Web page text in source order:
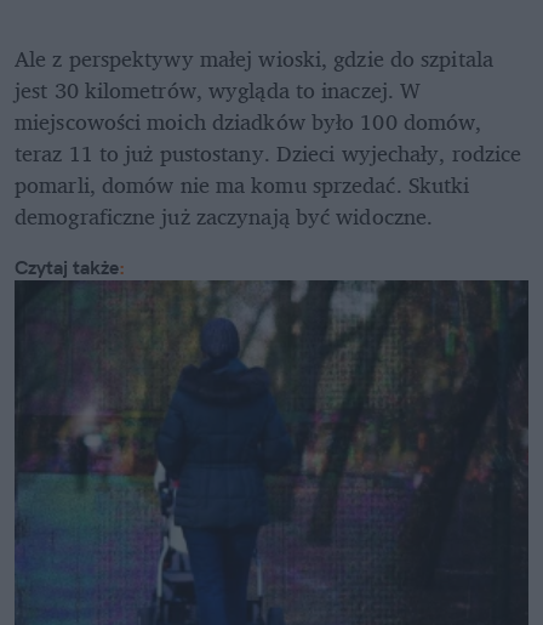
Ale z perspektywy małej wioski, gdzie do szpitala
jest 30 kilometrów, wygląda to inaczej. W
miejscowości moich dziadków było 100 domów,
teraz 11 to już pustostany. Dzieci wyjechały, rodzice
pomarli, domów nie ma komu sprzedać. Skutki
demograficzne już zaczynają być widoczne.
Czytaj także: